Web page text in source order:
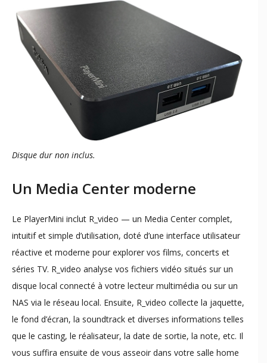
Disque dur non inclus.
Un Media Center moderne
Le PlayerMini inclut R_video — un Media Center complet,
intuitif et simple d’utilisation, doté d’une interface utilisateur
réactive et moderne pour explorer vos films, concerts et
séries TV. R_video analyse vos fichiers vidéo situés sur un
disque local connecté à votre lecteur multimédia ou sur un
NAS via le réseau local. Ensuite, R_video collecte la jaquette,
le fond d’écran, la soundtrack et diverses informations telles
que le casting, le réalisateur, la date de sortie, la note, etc. Il
vous suffira ensuite de vous asseoir dans votre salle home